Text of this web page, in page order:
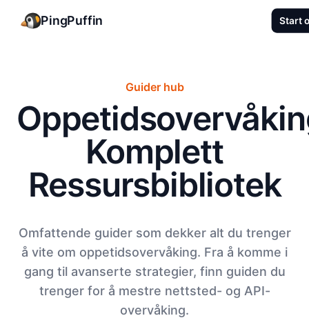
PingPuffin Start
Guider hub
Komplett
Ressursbibliotek
Omfattende guider som dekker alt du trenger
å vite om oppetidsovervåking. Fra å komme i
gang til avanserte strategier, finn guiden du
trenger for å mestre nettsted- og API-
overvåking.